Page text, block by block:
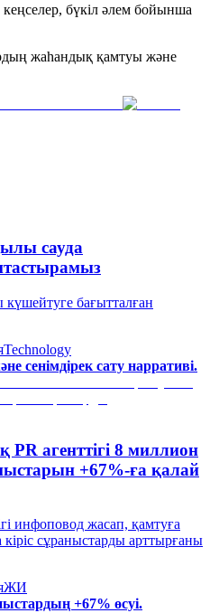
бүкіл әлем бойынша
жаһандық қамтуы және
сауда
бағытталған
Technology
сенімдірек сату нарративі.
агенттігі 8 миллион
+67%-ға қалай
инфоповод жасап, қамтуға
сұраныстарды арттырғаны
ЖИ
+67% өсуі.